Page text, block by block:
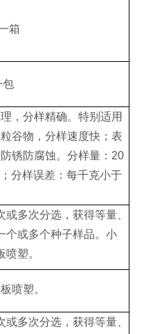
箱
包
，分样精确。特别适用
谷物，分样速度快；表
锈防腐蚀。分样量：20
分样误差：每千克小于
或多次分选，获得等量、
个或多个种子样品。小
喷塑。
喷塑。
或多次分选，获得等量、